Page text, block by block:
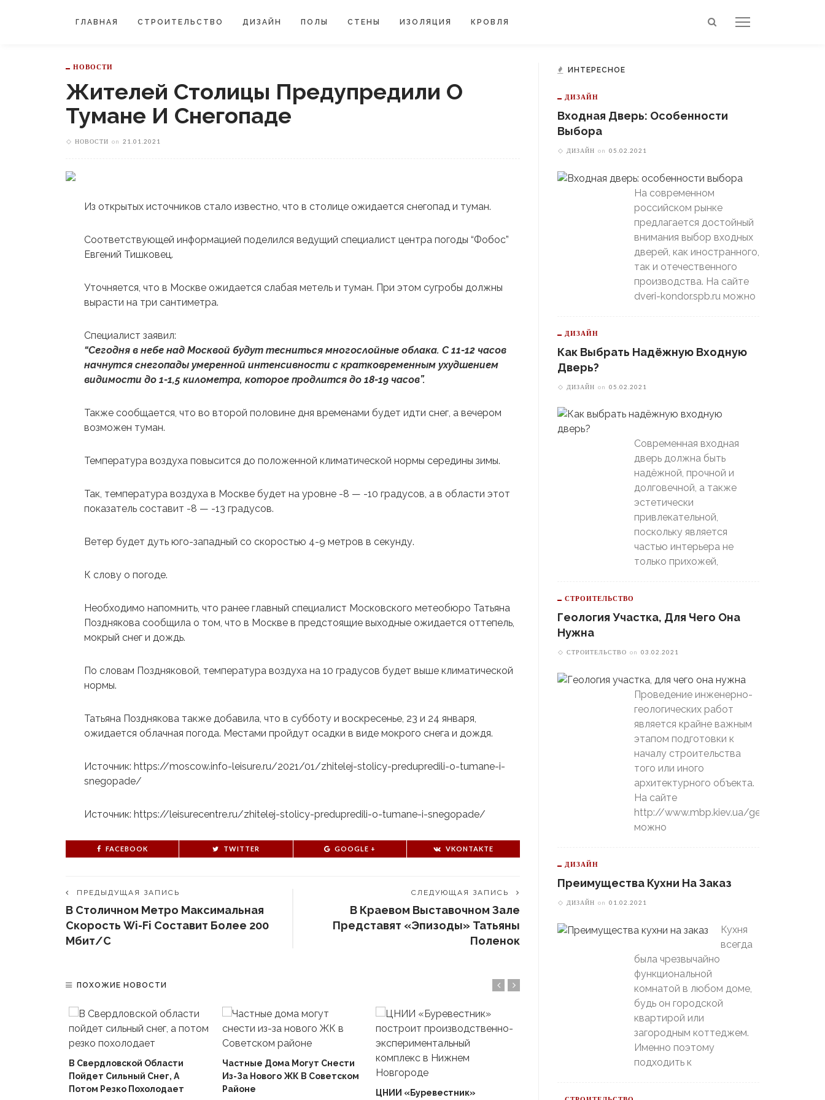
ГЛАВНАЯ СТРОИТЕЛЬСТВО ДИЗАЙН ПОЛЫ СТЕНЫ ИЗОЛЯЦИЯ КРОВЛЯ
НОВОСТИ
Жителей Столицы Предупредили О
Тумане И Снегопаде
НОВОСТИ on 21.01.2021
Из открытых источников стало известно, что в столице ожидается снегопад и туман.
Соответствующей информацией поделился ведущий специалист центра погоды “Фобос”
Евгений Тишковец.
Уточняется, что в Москве ожидается слабая метель и туман. При этом сугробы должны
вырасти на три сантиметра.
Специалист заявил:
“Сегодня в небе над Москвой будут тесниться многослойные облака. С 11-12 часов
начнутся снегопады умеренной интенсивности с кратковременным ухудшением
видимости до 1-1,5 километра, которое продлится до 18-19 часов”.
Также сообщается, что во второй половине дня временами будет идти снег, а вечером
возможен туман.
Температура воздуха повысится до положенной климатической нормы середины зимы.
Так, температура воздуха в Москве будет на уровне -8 — -10 градусов, а в области этот
показатель составит -8 — -13 градусов.
Ветер будет дуть юго-западный со скоростью 4-9 метров в секунду.
К слову о погоде.
Необходимо напомнить, что ранее главный специалист Московского метеобюро Татьяна
Позднякова сообщила о том, что в Москве в предстоящие выходные ожидается оттепель,
мокрый снег и дождь.
По словам Поздняковой, температура воздуха на 10 градусов будет выше климатической
нормы.
Татьяна Позднякова также добавила, что в субботу и воскресенье, 23 и 24 января,
ожидается облачная погода. Местами пройдут осадки в виде мокрого снега и дождя.
Источник: https://moscow.info-leisure.ru/2021/01/zhitelej-stolicy-predupredili-o-tumane-i-
snegopade/
Источник: https://leisurecentre.ru/zhitelej-stolicy-predupredili-o-tumane-i-snegopade/
FACEBOOK TWITTER GOOGLE + VKONTAKTE
ПРЕДЫДУЩАЯ ЗАПИСЬ
В Столичном Метро Максимальная
Скорость Wi-Fi Составит Более 200
Мбит/с
СЛЕДУЮЩАЯ ЗАПИСЬ
В Краевом Выставочном Зале
Представят «Эпизоды» Татьяны
Поленок
ПОХОЖИЕ НОВОСТИ
В Свердловской Области
Пойдет Сильный Снег, А
Потом Резко Похолодает
Частные Дома Могут Снести
Из-За Нового ЖК В Советском
Районе
ЦНИИ «Буревестник»
В Свердловской Области
ИНТЕРЕСНОЕ
ДИЗАЙН
Входная Дверь: Особенности
Выбора
ДИЗАЙН on 05.02.2021
На современном
российском рынке
предлагается достойный
внимания выбор входных
дверей, как иностранного,
так и отечественного
производства. На сайте
dveri-kondor.spb.ru можно
ДИЗАЙН
Как Выбрать Надёжную Входную
Дверь?
ДИЗАЙН on 05.02.2021
Современная входная
дверь должна быть
надёжной, прочной и
долговечной, а также
эстетически
привлекательной,
поскольку является
частью интерьера не
только прихожей,
СТРОИТЕЛЬСТВО
Геология Участка, Для Чего Она
Нужна
СТРОИТЕЛЬСТВО on 03.02.2021
Проведение инженерно-
геологических работ
является крайне важным
этапом подготовки к
началу строительства
того или иного
архитектурного объекта.
На сайте
http://www.mbp.kiev.ua/geology
можно
ДИЗАЙН
Преимущества Кухни На Заказ
ДИЗАЙН on 01.02.2021
Кухня
всегда
была чрезвычайно
функциональной
комнатой в любом доме,
будь он городской
квартирой или
загородным коттеджем.
Именно поэтому
подходить к